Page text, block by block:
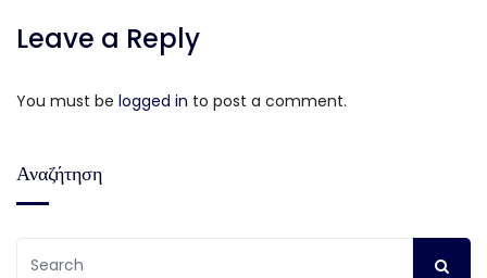
Leave a Reply
You must be logged in to post a comment.
Αναζήτηση